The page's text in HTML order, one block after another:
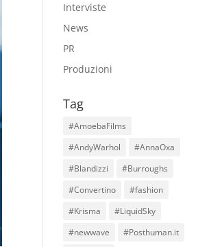
Interviste
News
PR
Produzioni
Tag
#AmoebaFilms
#AndyWarhol
#AnnaOxa
#Blandizzi
#Burroughs
#Convertino
#fashion
#Krisma
#LiquidSky
#newwave
#Posthuman.it